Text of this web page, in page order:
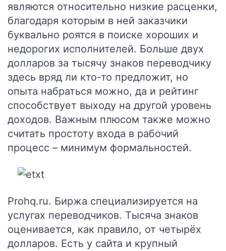
являются относительно низкие расценки,
благодаря которым в ней заказчики
буквально роятся в поиске хороших и
недорогих исполнителей. Больше двух
долларов за тысячу знаков переводчику
здесь вряд ли кто-то предложит, но
опыта набраться можно, да и рейтинг
способствует выходу на другой уровень
доходов. Важным плюсом также можно
считать простоту входа в рабочий
процесс – минимум формальностей.
Prohq.ru. Биржа специализируется на
услугах переводчиков. Тысяча знаков
оценивается, как правило, от четырёх
долларов. Есть у сайта и крупный